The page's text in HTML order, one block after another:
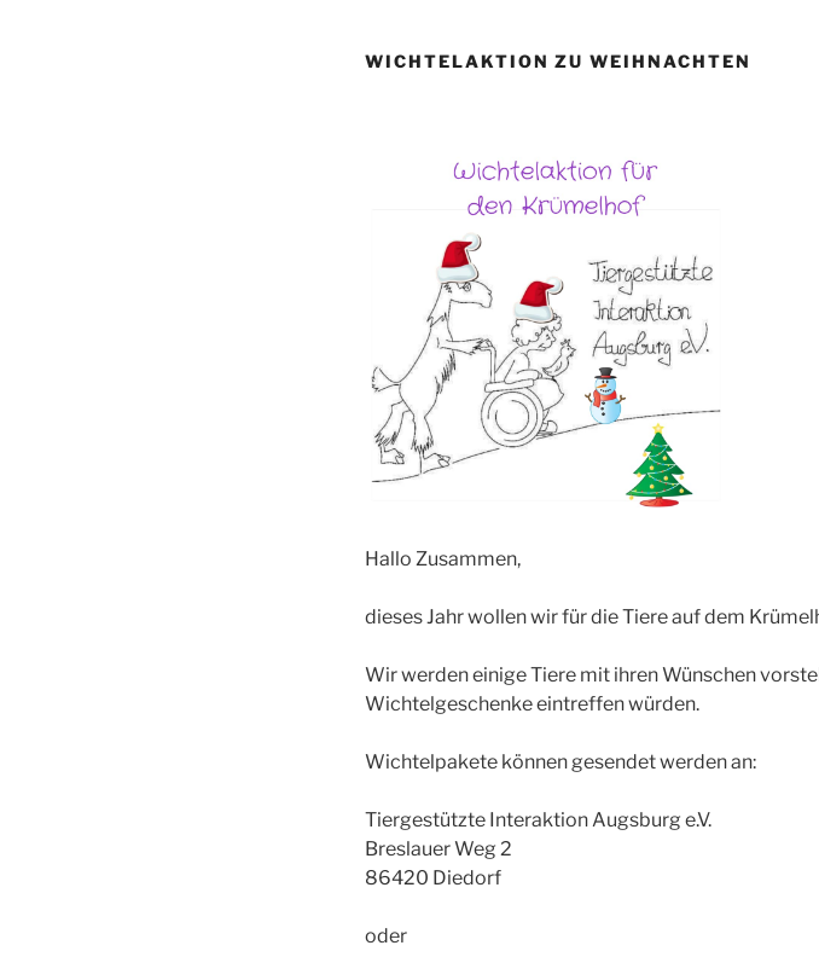
WICHTELAKTION ZU WEIHNACHTEN
Hallo Zusammen,
dieses Jahr wollen wir für die Tiere auf dem
Wir werden einige Tiere mit ihren Wünschen
Wichtelgeschenke eintreffen würden.
Wichtelpakete können gesendet werden an:
Tiergestützte Interaktion Augsburg e.V.
Breslauer Weg 2
86420 Diedorf
oder